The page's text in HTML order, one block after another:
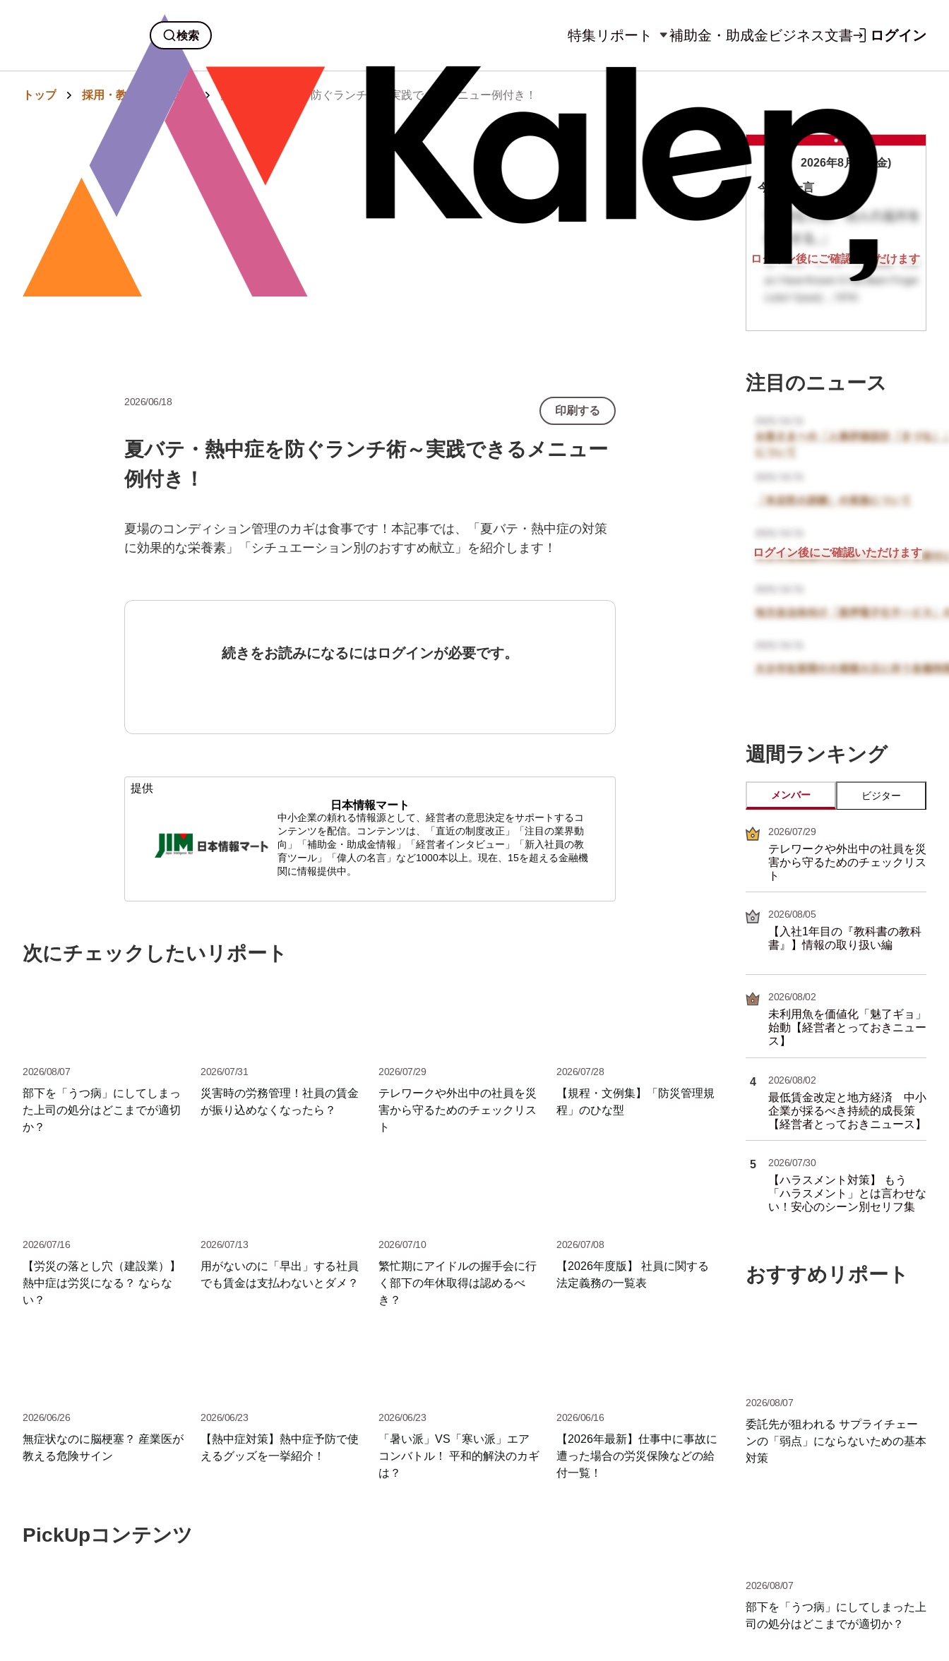
検索 特集 リポート 補助金・助成金ビジネス文書 ログイン
トップ 採用・教育・人事労務 夏バテ・熱中症を防ぐランチ術～実践できるメニュー例付き！
2026/06/18
印刷する
夏バテ・熱中症を防ぐランチ術～実践できるメニュー
例付き！
夏場のコンディション管理のカギは食事です！本記事では、「夏バテ・熱中症の対策
に効果的な栄養素」「シチュエーション別のおすすめ献立」を紹介します！
続きをお読みになるにはログインが必要です。
提供
日本情報マート
中小企業の頼れる情報源として、経営者の意思決定をサポートするコ
ンテンツを配信。コンテンツは、「直近の制度改正」「注目の業界動
向」「補助金・助成金情報」「経営者インタビュー」「新入社員の教
育ツール」「偉人の名言」など1000本以上。現在、15を超える金融機
関に情報提供中。
次にチェックしたいリポート
2026/08/07
部下を「うつ病」にしてしまっ
た上司の処分はどこまでが適切
か？
2026/07/31
災害時の労務管理！社員の賃金
が振り込めなくなったら？
2026/07/29
テレワークや外出中の社員を災
害から守るためのチェックリス
ト
2026/07/28
【規程・文例集】「防災管理規
程」のひな型
2026/07/16
【労災の落とし穴（建設業）】
熱中症は労災になる？ ならな
い？
2026/07/13
用がないのに「早出」する社員
でも賃金は支払わないとダメ？
2026/07/10
繁忙期にアイドルの握手会に行
く部下の年休取得は認めるべ
き？
2026/07/08
【2026年度版】 社員に関する
法定義務の一覧表
2026/06/26
無症状なのに脳梗塞？ 産業医が
教える危険サイン
2026/06/23
【熱中症対策】熱中症予防で使
えるグッズを一挙紹介！
2026/06/23
「暑い派」VS「寒い派」エア
コンバトル！ 平和的解決のカギ
は？
2026/06/16
【2026年最新】仕事中に事故に
遭った場合の労災保険などの給
付一覧！
PickUpコンテンツ
2026年8月7日(金)
今日の一言
ログイン後にご確認いただけます
注目のニュース
ログイン後にご確認いただけます
週間ランキング
メンバー ビジター
2026/07/29
テレワークや外出中の社員を災
害から守るためのチェックリス
ト
2026/08/05
【入社1年目の『教科書の教科
書』】情報の取り扱い編
2026/08/02
未利用魚を価値化「魅了ギョ」
始動【経営者とっておきニュー
ス】
4 2026/08/02
最低賃金改定と地方経済 中小
企業が採るべき持続的成長策
【経営者とっておきニュース】
5 2026/07/30
【ハラスメント対策】 もう
「ハラスメント」とは言わせな
い！安心のシーン別セリフ集
おすすめリポート
2026/08/07
委託先が狙われる サプライチェー
ンの「弱点」にならないための基本
対策
2026/08/07
部下を「うつ病」にしてしまった上
司の処分はどこまでが適切か？